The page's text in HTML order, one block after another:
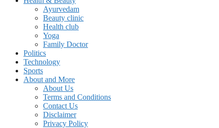
Ayurvedam
Beauty clinic
Health club
Yoga
Family Doctor
Politics
Technology
Sports
About and More
About Us
Terms and Conditions
Contact Us
Disclaimer
Privacy Policy